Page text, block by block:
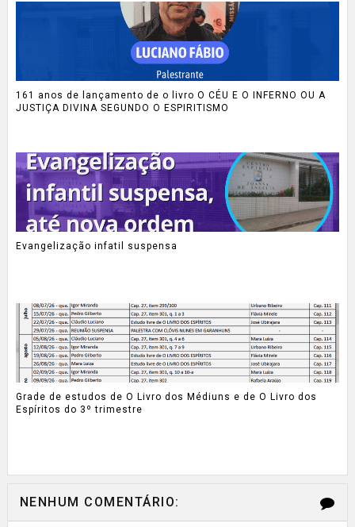
161 anos de lançamento de o livro O CÉU E O INFERNO OU A
JUSTIÇA DIVINA SEGUNDO O ESPIRITISMO
Evangelização infatil suspensa
Grade de estudos de O Livro dos Médiuns e de O Livro dos
Espíritos do 3º trimestre
NENHUM COMENTÁRIO: